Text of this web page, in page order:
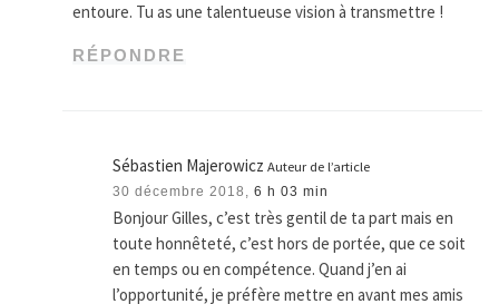
entoure. Tu as une talentueuse vision à transmettre !
RÉPONDRE
Sébastien Majerowicz Auteur de l’article
30 décembre 2018, 6 h 03 min
Bonjour Gilles, c’est très gentil de ta part mais en
toute honnêteté, c’est hors de portée, que ce soit
en temps ou en compétence. Quand j’en ai
l’opportunité, je préfère mettre en avant mes amis